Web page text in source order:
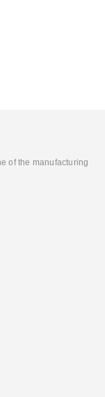
of the manufacturing